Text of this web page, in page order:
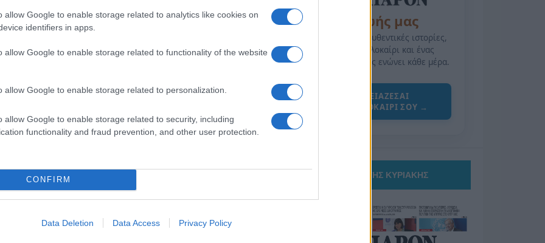
allow Google to enable storage related to analytics like cookies on
identifiers in apps.
allow Google to enable storage related to functionality of the website
allow Google to enable storage related to personalization.
allow Google to enable storage related to security, including
functionality and fraud prevention, and other user protection.
CONFIRM
Data Deletion Data Access Privacy Policy
της Ζωής μας
Οι άνθρωποι, οι αυθεντικές ιστορίες,
το ελληνικό καλοκαίρι και ένας
πολιτισμός που μας ενώνει κάθε μέρα.
ΟΣΑ ΧΡΕΙΑΖΕΣΑΙ
ΓΙΑ ΤΟ ΚΑΛΟΚΑΙΡΙ ΣΟΥ →
ΤΟ ΠΑΡΟΝ ΤΗΣ ΚΥΡΙΑΚΗΣ